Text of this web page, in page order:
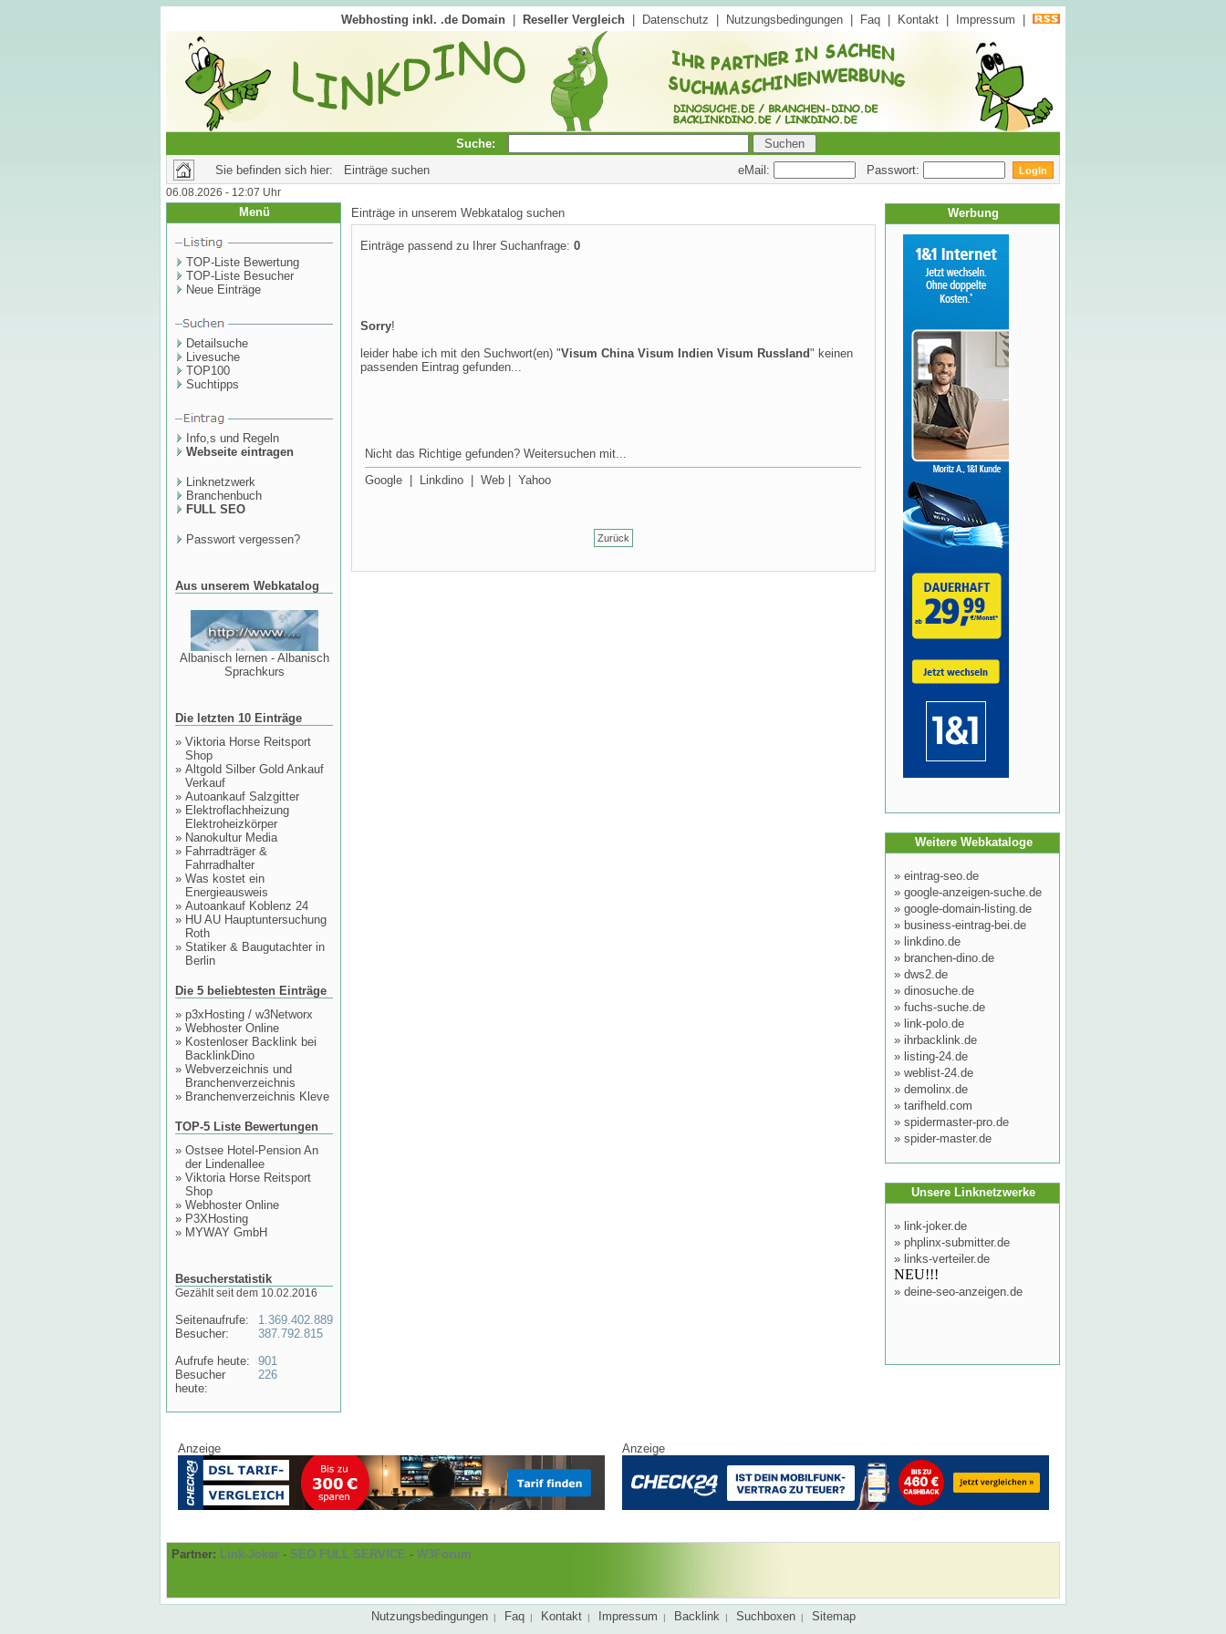
Webhosting inkl. .de Domain Reseller Vergleich Datenschutz Nutzungsbedingungen Faq Kontakt Impressum
Suche:
Sie befinden sich hier: Einträge suchen
eMail: Passwort:
06.08.2026 - 12:07 Uhr
Menü
TOP-Liste Bewertung
TOP-Liste Besucher
Neue Einträge
Detailsuche
Livesuche
TOP100
Suchtipps
Info,s und Regeln
Webseite eintragen
Linknetzwerk
Branchenbuch
FULL SEO
Passwort vergessen?
Aus unserem Webkatalog
Albanisch lernen - Albanisch
Sprachkurs
Die letzten 10 Einträge
» Viktoria Horse Reitsport
Shop
» Altgold Silber Gold Ankauf
Verkauf
» Autoankauf Salzgitter
» Elektroflachheizung
Elektroheizkörper
» Nanokultur Media
» Fahrradträger &
Fahrradhalter
» Was kostet ein
Energieausweis
» Autoankauf Koblenz 24
» HU AU Hauptuntersuchung
Roth
» Statiker & Baugutachter in
Berlin
Die 5 beliebtesten Einträge
» p3xHosting / w3Networx
» Webhoster Online
» Kostenloser Backlink bei
BacklinkDino
» Webverzeichnis und
Branchenverzeichnis
» Branchenverzeichnis Kleve
TOP-5 Liste Bewertungen
» Ostsee Hotel-Pension An
der Lindenallee
» Viktoria Horse Reitsport
Shop
» Webhoster Online
» P3XHosting
» MYWAY GmbH
Besucherstatistik
Gezählt seit dem 10.02.2016
Seitenaufrufe:
Besucher:
Aufrufe heute:
Besucher
heute:
1.369.402.889
387.792.815
901
226
Einträge in unserem Webkatalog suchen
Einträge passend zu Ihrer Suchanfrage: 0
Sorry!
leider habe ich mit den Suchwort(en) "Visum China Visum Indien Visum Russland" keinen
passenden Eintrag gefunden...
Nicht das Richtige gefunden? Weitersuchen mit...
Google
Linkdino Web Yahoo
Zurück
Werbung
Weitere Webkataloge
» eintrag-seo.de
» google-anzeigen-suche.de
» google-domain-listing.de
» business-eintrag-bei.de
» linkdino.de
» branchen-dino.de
» dws2.de
» dinosuche.de
» fuchs-suche.de
» link-polo.de
» ihrbacklink.de
» listing-24.de
» weblist-24.de
» demolinx.de
» tarifheld.com
» spidermaster-pro.de
» spider-master.de
Unsere Linknetzwerke
» link-joker.de
» phplinx-submitter.de
» links-verteiler.de
NEU!!!
» deine-seo-anzeigen.de
Anzeige Anzeige
Partner: Link-Joker - SEO FULL SERVICE - W3Forum
Nutzungsbedingungen | Faq | Kontakt | Impressum | Backlink | Suchboxen | Sitemap